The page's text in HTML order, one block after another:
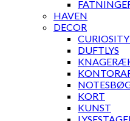
HAVEN
DECOR
DUFTLYS
KORT
KUNST